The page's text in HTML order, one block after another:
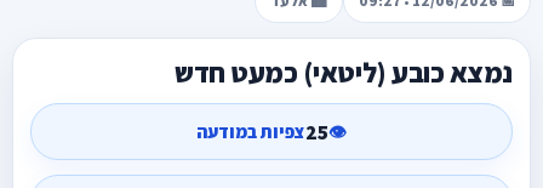
נמצא כובע (ליטאי) כמעט חדש
👁️
25צפיות במודעה